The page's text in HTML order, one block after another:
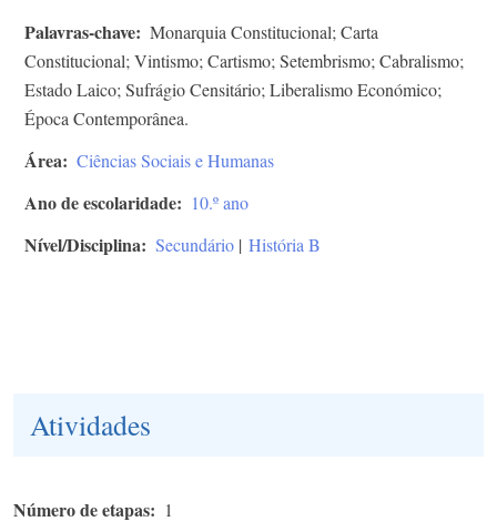
Palavras-chave
Monarquia Constitucional; Carta
Constitucional; Vintismo; Cartismo; Setembrismo; Cabralismo;
Estado Laico; Sufrágio Censitário; Liberalismo Económico;
Época Contemporânea.
Área Ciências Sociais e Humanas
Ano de escolaridade 10.º ano
Nível/Disciplina Secundário | História B
Atividades
Número de etapas 1